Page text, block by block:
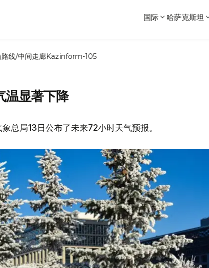
国际 哈萨克斯坦
线/中间走廊Kazinform-105
温显著下降
总局13日公布了未来72小时天气预报。